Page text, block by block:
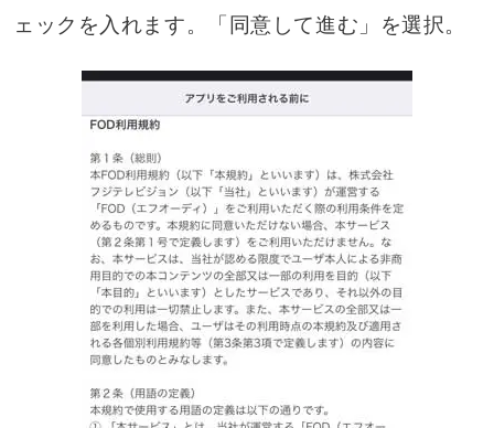
ェックを入れます。「同意して進む」を選択。